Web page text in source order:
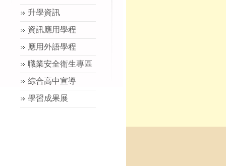
升學資訊
資訊應用學程
應用外語學程
職業安全衛生專區
綜合高中宣導
學習成果展